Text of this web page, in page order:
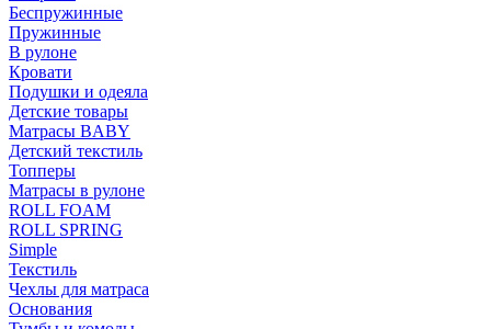
Беспружинные
Пружинные
В рулоне
Кровати
Подушки и одеяла
Детские товары
Матрасы BABY
Детский текстиль
Топперы
Матрасы в рулоне
ROLL FOAM
ROLL SPRING
Simple
Текстиль
Чехлы для матраса
Основания